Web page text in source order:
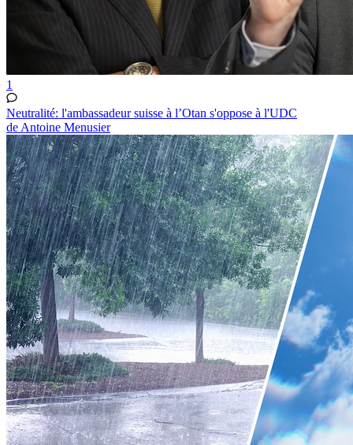
1
Neutralité: l'ambassadeur suisse à l’Otan s'oppose à l'UDC
de Antoine Menusier